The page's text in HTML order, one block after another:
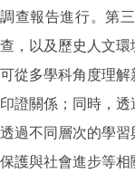
調查報告進行。第
查，以及歷史人文
可從多學科角度理
印證關係；同時，透
透過不同層次的學
保護與社會進步等